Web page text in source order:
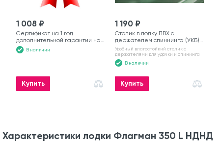
1 008 ₽
Сертификат на 1 год
дополнительной гарантии на
моторную лодку
В наличии
Купить
1 190 ₽
Столик в лодку ПВХ с
держателем спиннинга (УКБ)
№6
Удобный влагостойкий столик с
держателями для удочки и спининга
В наличии
Купить
Характеристики лодки Флагман 350 L НДНД